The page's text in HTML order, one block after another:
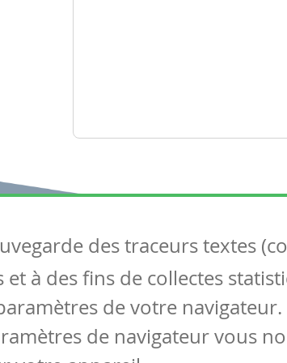
Articles
Tous les articles
Articles DYS
Circulaires
des traceurs textes
à des fins de collectes
de votre
de navigateur vous